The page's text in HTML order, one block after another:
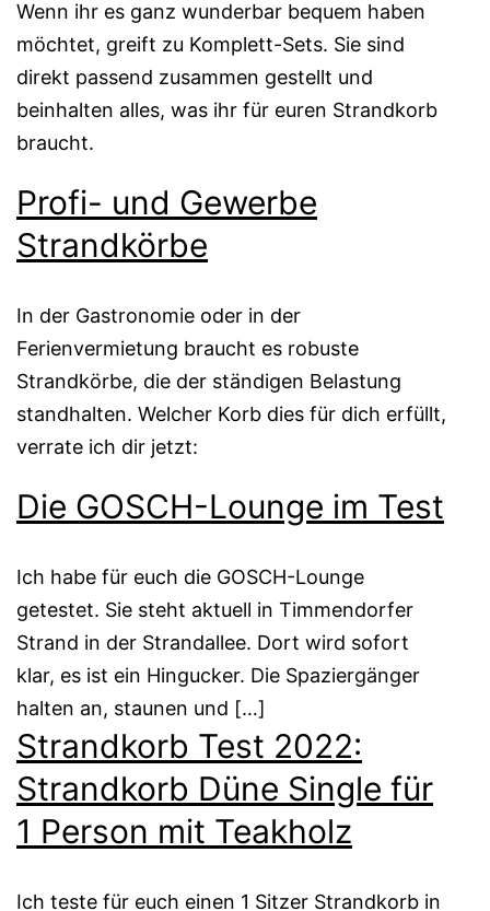
Wenn ihr es ganz wunderbar bequem haben
möchtet, greift zu Komplett-Sets. Sie sind
direkt passend zusammen gestellt und
beinhalten alles, was ihr für euren Strandkorb
braucht.
Profi- und Gewerbe
Strandkörbe
In der Gastronomie oder in der
Ferienvermietung braucht es robuste
Strandkörbe, die der ständigen Belastung
standhalten. Welcher Korb dies für dich erfüllt,
verrate ich dir jetzt:
Die GOSCH-Lounge im Test
Ich habe für euch die GOSCH-Lounge
getestet. Sie steht aktuell in Timmendorfer
Strand in der Strandallee. Dort wird sofort
klar, es ist ein Hingucker. Die Spaziergänger
halten an, staunen und […]
Strandkorb Test 2022:
Strandkorb Düne Single für
1 Person mit Teakholz
Ich teste für euch einen 1 Sitzer Strandkorb in